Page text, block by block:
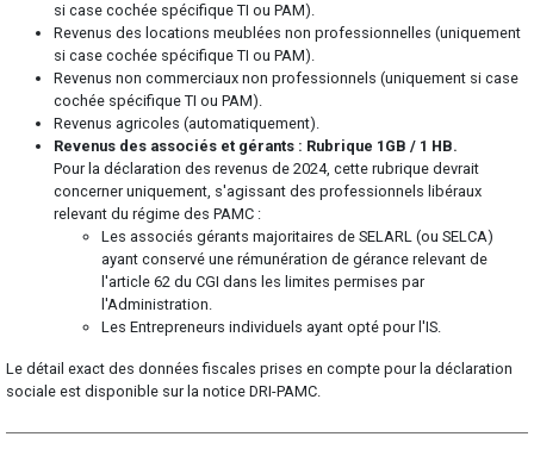
si case cochée spécifique TI ou PAM).
Revenus des locations meublées non professionnelles (uniquement
si case cochée spécifique TI ou PAM).
Revenus non commerciaux non professionnels (uniquement si case
cochée spécifique TI ou PAM).
Revenus agricoles (automatiquement).
Revenus des associés et gérants : Rubrique 1GB / 1 HB.
Pour la déclaration des revenus de 2024, cette rubrique devrait
concerner uniquement, s'agissant des professionnels libéraux
relevant du régime des PAMC :
Les associés gérants majoritaires de SELARL (ou SELCA)
ayant conservé une rémunération de gérance relevant de
l'article 62 du CGI dans les limites permises par
l'Administration.
Les Entrepreneurs individuels ayant opté pour l'IS.
Le détail exact des données fiscales prises en compte pour la déclaration
sociale est disponible sur la notice DRI-PAMC.